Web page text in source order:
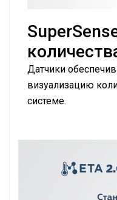
Датчики
визуализацию
системе.